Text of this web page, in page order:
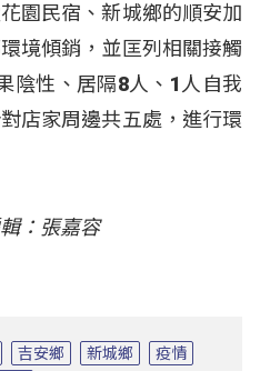
園民宿、新城鄉的順安加
境傾銷，並匡列相關接觸
陰性、居隔8人、1人自我
店家周邊共五處，進行環
：張嘉容
吉安鄉 新城鄉
疫情